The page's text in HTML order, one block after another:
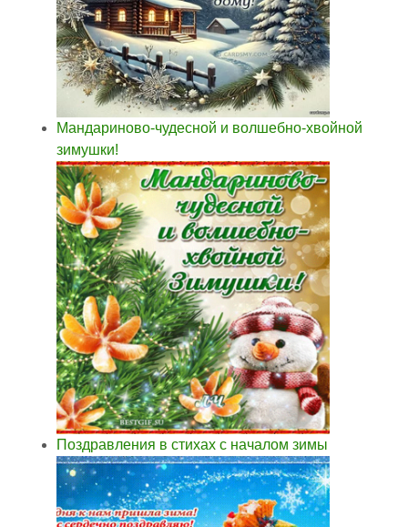
Мандариново-чудесной и волшебно-хвойной
зимушки!
Поздравления в стихах с началом зимы